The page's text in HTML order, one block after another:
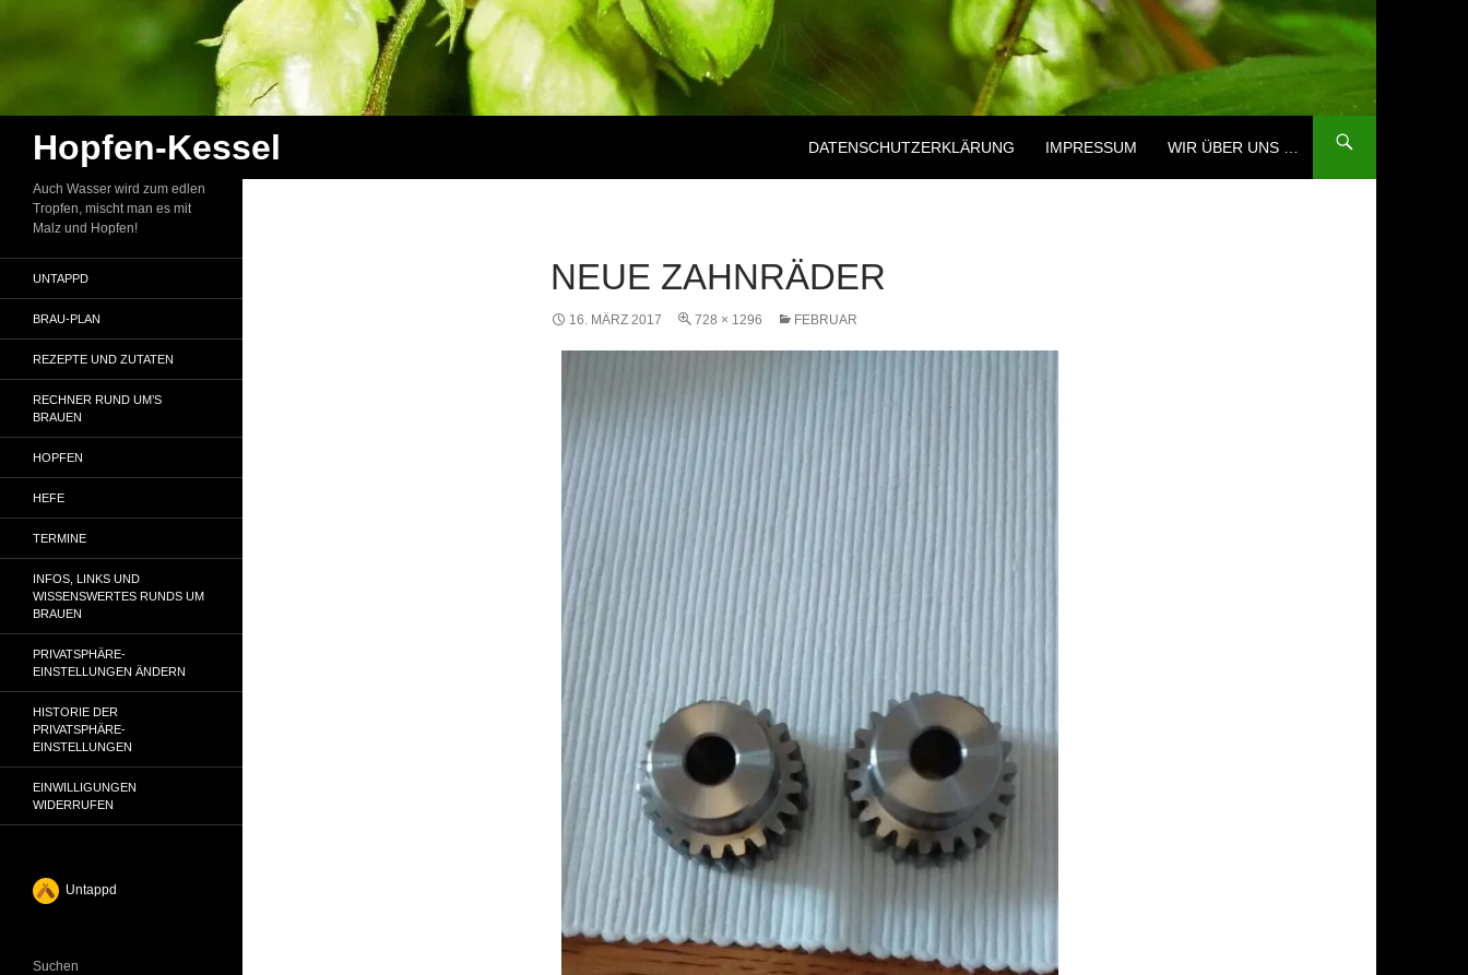
Hopfen-Kessel DATENSCHUTZERKLÄRUNG IMPRESSUM WIR ÜBER UNS …
NEUE ZAHNRÄDER
16. MÄRZ 2017 728 × 1296 FEBRUAR
Auch Wasser wird zum edlen
Tropfen, mischt man es mit
Malz und Hopfen!
UNTAPPD
BRAU-PLAN
REZEPTE UND ZUTATEN
RECHNER RUND UM’S
BRAUEN
HOPFEN
HEFE
TERMINE
INFOS, LINKS UND
WISSENSWERTES RUNDS UM
BRAUEN
PRIVATSPHÄRE-
EINSTELLUNGEN ÄNDERN
HISTORIE DER
PRIVATSPHÄRE-
EINSTELLUNGEN
EINWILLIGUNGEN
WIDERRUFEN
Untappd
Suchen